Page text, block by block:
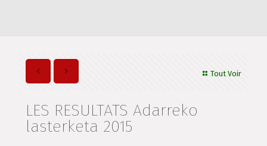
Tout Voir
LES RESULTATS Adarreko
lasterketa 2015